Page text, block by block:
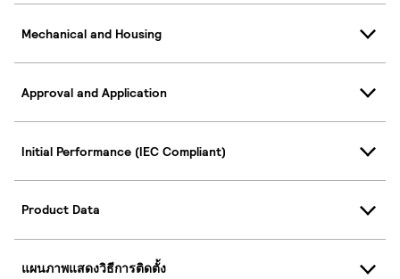
Mechanical and Housing
Approval and Application
Initial Performance (IEC Compliant)
Product Data
แผนภาพแสดงวิธีการติดตั้ง